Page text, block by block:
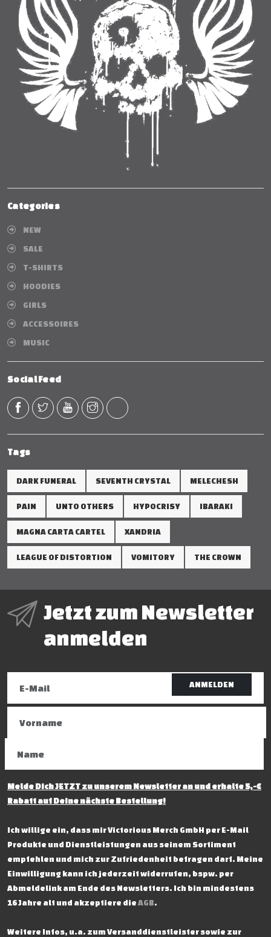
Categories
NEW
SALE
T-SHIRTS
HOODIES
GIRLS
ACCESSOIRES
MUSIC
Social Feed
Tags
DARK FUNERAL SEVENTH CRYSTAL MELECHESH
PAIN UNTO OTHERS HYPOCRISY IBARAKI
MAGNA CARTA CARTEL XANDRIA
LEAGUE OF DISTORTION VOMITORY THE CROWN
Jetzt zum Newsletter
anmelden
ANMELDEN
Melde Dich JETZT zu unserem Newsletter an und erhalte 5,-€
Rabatt auf Deine nächste Bestellung!
Ich willige ein, dass mir Victorious Merch GmbH per E-Mail
Produkte und Dienstleistungen aus seinem Sortiment
empfehlen und mich zur Zufriedenheit befragen darf. Meine
Einwilligung kann ich jederzeit widerrufen, bspw. per
Abmeldelink am Ende des Newsletters. Ich bin mindestens
16 Jahre alt und akzeptiere die AGB.
Weitere Infos, u.a. zum Versanddienstleister sowie zur